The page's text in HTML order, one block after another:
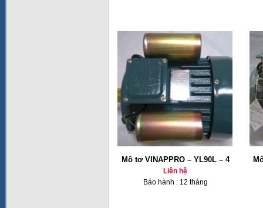
Mô tơ VINAPPRO – YL90L – 4
Liên hệ
Bảo hành : 12 tháng